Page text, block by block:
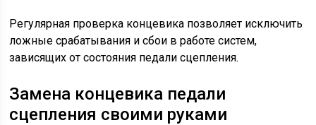
Регулярная проверка концевика позволяет исключить
ложные срабатывания и сбои в работе систем,
зависящих от состояния педали сцепления.
Замена концевика педали
сцепления своими руками